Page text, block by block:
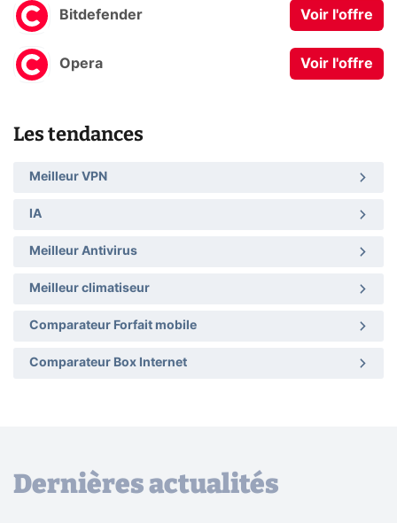
Bitdefender Voir l'offre
Opera Voir l'offre
Les tendances
Meilleur VPN
IA
Meilleur Antivirus
Meilleur climatiseur
Comparateur Forfait mobile
Comparateur Box Internet
Dernières actualités